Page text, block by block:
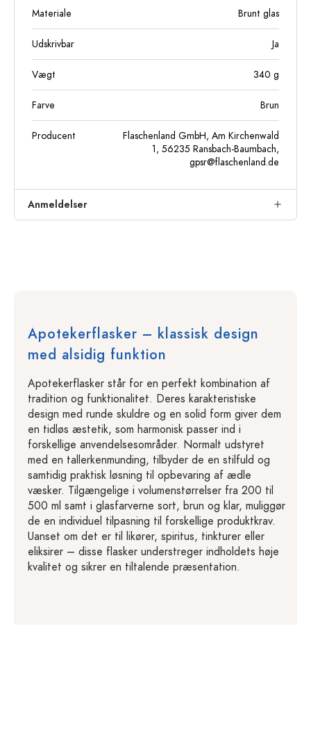
Materiale Brunt glas
Udskrivbar Ja
Vægt 340 g
Farve Brun
Producent
Flaschenland GmbH, Am Kirchenwald
1, 56235 Ransbach-Baumbach,
gpsr@flaschenland.de
Anmeldelser
Apotekerflasker – klassisk design
med alsidig funktion
Apotekerflasker står for en perfekt kombination af
tradition og funktionalitet. Deres karakteristiske
design med runde skuldre og en solid form giver dem
en tidløs æstetik, som harmonisk passer ind i
forskellige anvendelsesområder. Normalt udstyret
med en tallerkenmunding, tilbyder de en stilfuld og
samtidig praktisk løsning til opbevaring af ædle
væsker. Tilgængelige i volumenstørrelser fra 200 til
500 ml samt i glasfarverne sort, brun og klar, muliggør
de en individuel tilpasning til forskellige produktkrav.
Uanset om det er til likører, spiritus, tinkturer eller
eliksirer – disse flasker understreger indholdets høje
kvalitet og sikrer en tiltalende præsentation.